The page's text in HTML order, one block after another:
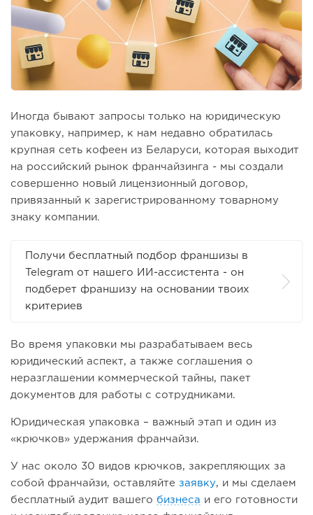
Иногда бывают запросы только на юридическую
упаковку, например, к нам недавно обратилась
крупная сеть кофеен из Беларуси, которая выходит
на российский рынок франчайзинга - мы создали
совершенно новый лицензионный договор,
привязанный к зарегистрированному товарному
знаку компании.
Получи бесплатный подбор франшизы в
Telegram от нашего ИИ-ассистента - он
подберет франшизу на основании твоих
критериев
Во время упаковки мы разрабатываем весь
юридический аспект, а также соглашения о
неразглашении коммерческой тайны, пакет
документов для работы с сотрудниками.
Юридическая упаковка – важный этап и один из
«крючков» удержания франчайзи.
У нас около 30 видов крючков, закрепляющих за
собой франчайзи, оставляйте заявку, и мы сделаем
бесплатный аудит вашего бизнеса и его готовности